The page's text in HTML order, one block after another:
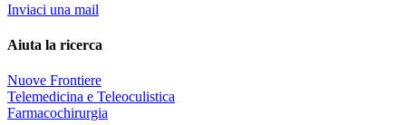
Inviaci una mail
Aiuta la ricerca
Nuove Frontiere
Telemedicina e Teleoculistica
Farmacochirurgia